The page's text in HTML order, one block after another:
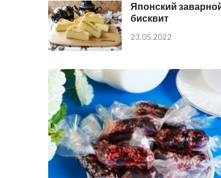
Японский
бисквит
23.05.2022